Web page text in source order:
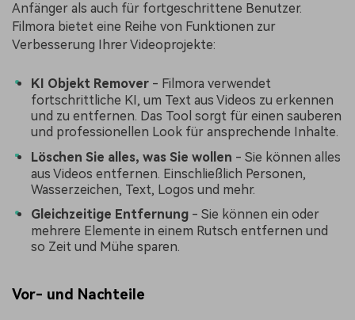
Anfänger als auch für fortgeschrittene Benutzer.
Filmora bietet eine Reihe von Funktionen zur
Verbesserung Ihrer Videoprojekte:
KI Objekt Remover - Filmora verwendet
fortschrittliche KI, um Text aus Videos zu erkennen
und zu entfernen. Das Tool sorgt für einen sauberen
und professionellen Look für ansprechende Inhalte.
Löschen Sie alles, was Sie wollen - Sie können alles
aus Videos entfernen. Einschließlich Personen,
Wasserzeichen, Text, Logos und mehr.
Gleichzeitige Entfernung - Sie können ein oder
mehrere Elemente in einem Rutsch entfernen und
so Zeit und Mühe sparen.
Vor- und Nachteile